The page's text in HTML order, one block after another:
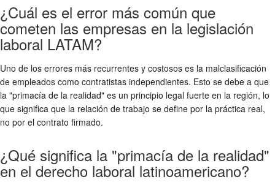
¿Cuál es el error más común que
cometen las empresas en la legislación
laboral LATAM?
Uno de los errores más recurrentes y costosos es la malclasificación
de empleados como contratistas independientes. Esto se debe a que
la "primacía de la realidad" es un principio legal fuerte en la región, lo
que significa que la relación de trabajo se define por la práctica real,
no por el contrato firmado.
¿Qué significa la "primacía de la realidad"
en el derecho laboral latinoamericano?